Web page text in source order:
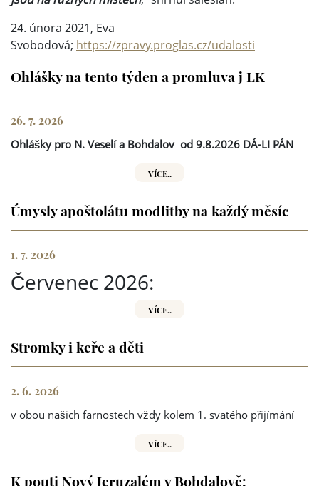
24. února 2021, Eva
Svobodová; https://zpravy.proglas.cz/udalosti
Ohlášky na tento týden a promluva j LK
26. 7. 2026
Ohlášky pro N. Veselí a Bohdalov od 9.8.2026 DÁ-LI PÁN
VÍCE..
Úmysly apoštolátu modlitby na každý měsíc
1. 7. 2026
Červenec 2026:
VÍCE..
Stromky i keře a děti
2. 6. 2026
v obou našich farnostech vždy kolem 1. svatého přijímání
VÍCE..
K pouti Nový Jeruzalém v Bohdalově: